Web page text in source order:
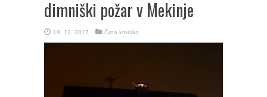
dimniški požar v Mekinje
19. 12. 2017 Črna kronika